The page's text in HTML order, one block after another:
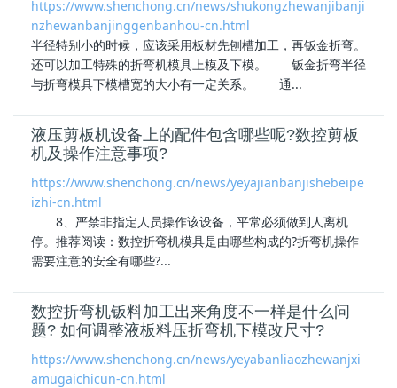
https://www.shenchong.cn/news/shukongzhewanjibanji
nzhewanbanjinggenbanhou-cn.html
半径特别小的时候，应该采用板材先刨槽加工，再钣金折弯。
还可以加工特殊的折弯机模具 上模及下模。 钣金折弯半径
与折弯模具下模槽宽的大小有一定关系。 通...
液压剪板机设备上的配件包含哪些呢?数控剪板
机及操作注意事项?
https://www.shenchong.cn/news/yeyajianbanjishebeipe
izhi-cn.html
8、严禁非指定人员操作该设备，平常必须做到人离机
停。推荐阅读：数控折弯机模具是由哪些构成的?折弯机操作
需要注意的安全有哪些?...
数控折弯机钣料加工出来角度不一样是什么问
题? 如何调整液板料压折弯机下模改尺寸?
https://www.shenchong.cn/news/yeyabanliaozhewanjxi
amugaichicun-cn.html